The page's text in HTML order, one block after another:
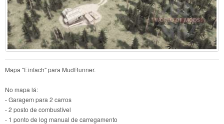
Mapa "Einfach" para MudRunner.
No mapa lá:
- Garagem para 2 carros
- 2 posto de combustível
- 1 ponto de log manual de carregamento